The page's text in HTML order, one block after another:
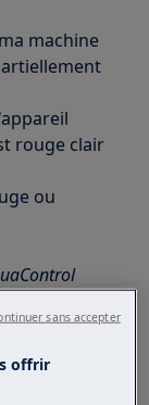
machine
rouge clair
ou
offrir
sans accepter